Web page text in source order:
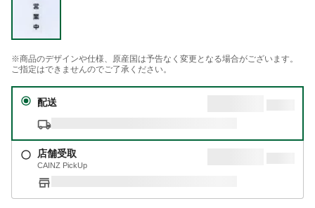
※商品のデザインや仕様、原産国は予告なく変更となる場合がございます。
ご指定はできませんのでご了承ください。
配送
店舗受取
CAINZ PickUp